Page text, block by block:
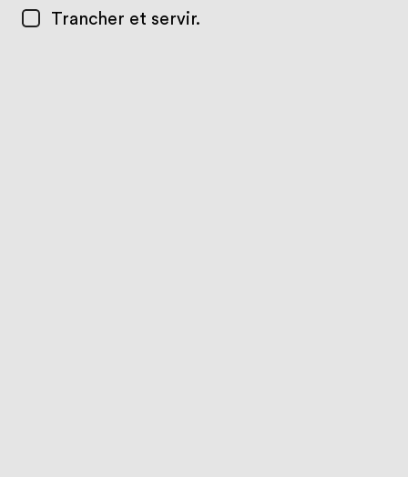
Trancher et servir.